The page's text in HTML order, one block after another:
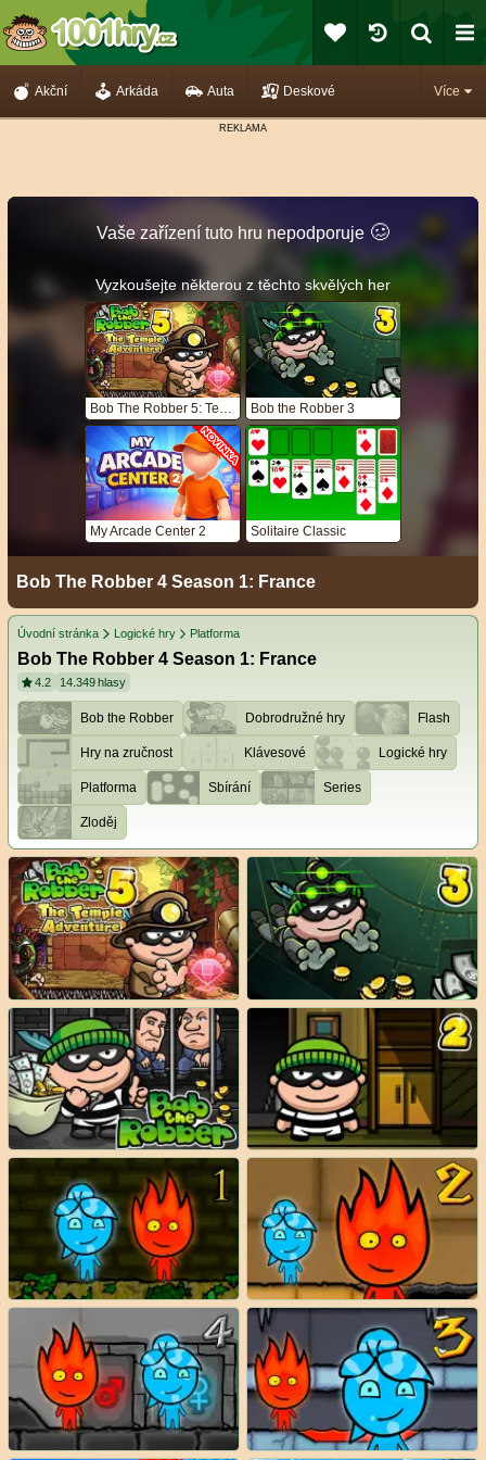
Více
Akční Arkáda Auta Deskové
Vaše zařízení tuto hru nepodporuje 🥴️
Vyzkoušejte některou z těchto skvělých her
Bob the Robber 3
My Arcade Center 2 Solitaire Classic
Bob The Robber 4 Season 1: France
Úvodní stránka Logické hry Platforma
Bob The Robber 4 Season 1: France
4.2 14.349 hlasy
Bob the Robber Dobrodružné hry Flash
Hry na zručnost Klávesové Logické hry
Platforma Sbírání Series
Zloděj